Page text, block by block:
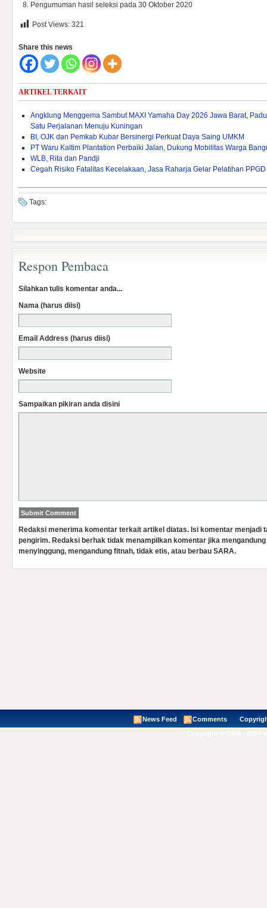
Pengumuman hasil seleksi pada 30 Oktober 2020
Post Views: 321
Share this news
ARTIKEL TERKAIT
Angklung Menggema Sambut MAXI Yamaha Day 2026 Jawa Barat,
Satu Perjalanan Menuju Kuningan
BI, OJK dan Pemkab Kubar Bersinergi Perkuat Daya Saing UMKM
PT Waru Kaltim Plantation Perbaiki Jalan, Dukung Mobilitas Warga
WLB, Rita dan Pandji
Cegah Risiko Fatalitas Kecelakaan, Jasa Raharja Gelar Pelatihan
Tags:
Respon Pembaca
Silahkan tulis komentar anda...
Nama (harus diisi)
Email Address (harus diisi)
Website
Sampaikan pikiran anda disini
Redaksi menerima komentar terkait artikel diatas. Isi komentar menjadi
pengirim. Redaksi berhak tidak menampilkan komentar jika
menyinggung, mengandung fitnah, tidak etis, atau berbau SARA.
News Feed Comments Copyright